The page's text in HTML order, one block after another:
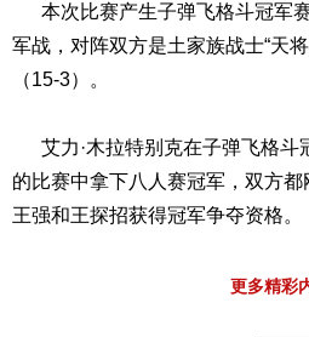
本次比赛产生子弹飞格斗冠军
军战，对阵双方是土家族战士“天
（15-3）。
艾力·木拉特别克在子弹飞格斗
的比赛中拿下八人赛冠军，双方
王强和王探招获得冠军争夺资格。
更多精彩